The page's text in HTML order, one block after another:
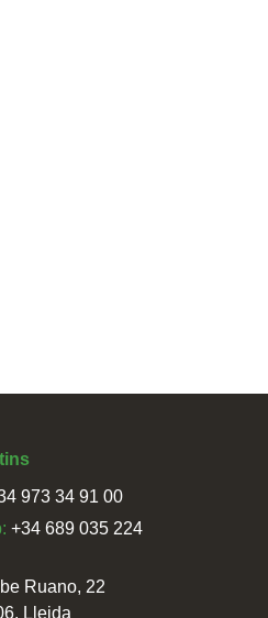
973 34 91 00
+34 689 035 224
Ruano, 22
Lleida